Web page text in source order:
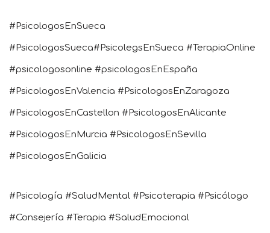
#PsicologosEnSueca
#PsicologosSueca#PsicolegsEnSueca #TerapiaOnline
#psicologosonline #psicologosEnEspaña
#PsicologosEnValencia #PsicologosEnZaragoza
#PsicologosEnCastellon #PsicologosEnAlicante
#PsicologosEnMurcia #PsicologosEnSevilla
#PsicologosEnGalicia
#Psicología #SaludMental #Psicoterapia #Psicólogo
#Consejería #Terapia #SaludEmocional